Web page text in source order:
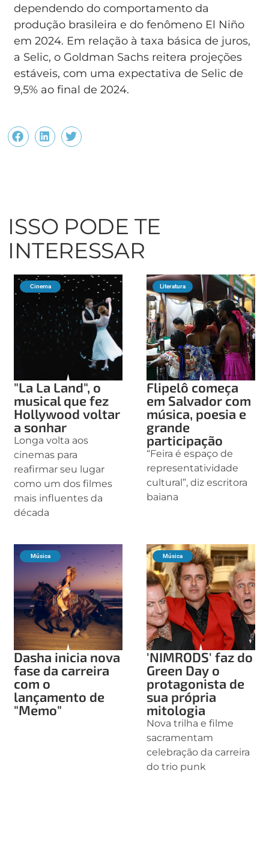
dependendo do comportamento da
produção brasileira e do fenômeno El Niño
em 2024. Em relação à taxa básica de juros,
a Selic, o Goldman Sachs reitera projeções
estáveis, com uma expectativa de Selic de
9,5% ao final de 2024.
ISSO PODE TE
INTERESSAR
Cinema
"La La Land", o
musical que fez
Hollywood voltar
a sonhar
Longa volta aos
cinemas para
reafirmar seu lugar
como um dos filmes
mais influentes da
década
Literatura
Flipelô começa
em Salvador com
música, poesia e
grande
participação
“Feira é espaço de
representatividade
cultural”, diz escritora
baiana
Música
Dasha inicia nova
fase da carreira
com o
lançamento de
"Memo"
Música
'NIMRODS' faz do
Green Day o
protagonista de
sua própria
mitologia
Nova trilha e filme
sacramentam
celebração da carreira
do trio punk